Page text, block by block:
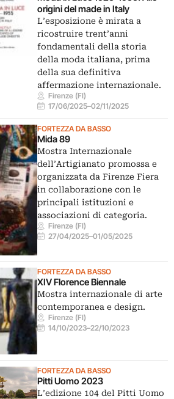
origini del made in Italy
L’esposizione è mirata a
ricostruire trent’anni
fondamentali della storia
della moda italiana, prima
della sua definitiva
affermazione internazionale.
Firenze (FI)
17/06/2025–02/11/2025
FORTEZZA DA BASSO
Mida 89
Mostra Internazionale
dell’Artigianato promossa e
organizzata da Firenze Fiera
in collaborazione con le
principali istituzioni e
associazioni di categoria.
Firenze (FI)
27/04/2025–01/05/2025
FORTEZZA DA BASSO
XIV Florence Biennale
Mostra internazionale di arte
contemporanea e design.
Firenze (FI)
14/10/2023–22/10/2023
FORTEZZA DA BASSO
Pitti Uomo 2023
L’edizione 104 del Pitti Uomo